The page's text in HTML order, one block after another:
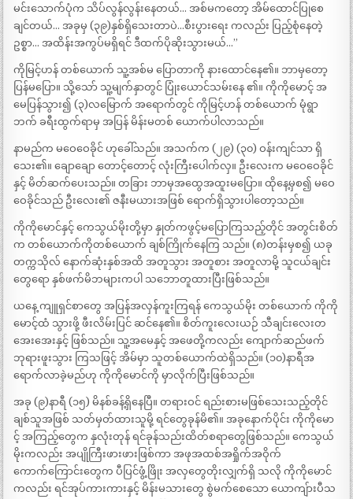
မင်းသောက်ပုံက သိပ်လွန်လွန်းနေတယ်… အစ်မကတော့ အိမ်ထောင်ပြုစေ
ချင်တယ်… အခုမှ (၃၉)နှစ်ရှိသေးတာပဲ…စီးပွားရေး ကလည်း ပြည့်စုံနေတဲ့
ဥစ္စာ… အထိန်းအကွပ်မရှိရင် ဒီထက်ပိုဆိုးသွားမယ်…”
ကိုမြင့်ဟန် တစ်ယောက် သူ့အစ်မ ပြောတာကို နားထောင်နေ၏။ ဘာမှတော့
ပြန်မပြော။ သို့သော် သူ့မျက်နှာတွင် ပြုံးယောင်သမ်းနေ ၏။ ကိုကိုမောင့် အ
မေပြန်သွား၍ (၃)လမြောက် အရောက်တွင် ကိုမြင့်ဟန် တစ်ယောက် မုံရွာ
ဘက် ခရီးထွက်ရာမှ အပြန် မိန်းမတစ် ယောက်ပါလာသည်။
နာမည်က မဝေဝေခိုင် ဟုခေါ်သည်။ အသက်က (၂၉) (၃၀) ဝန်းကျင်သာ ရှိ
သေး၏။ ချောချော တောင့်တောင့် လုံးကြီးပေါက်လှ။ ဦးလေးက မဝေဝေခိုင်
နှင့် မိတ်ဆက်ပေးသည်။ တခြား ဘာမှအထွေအထူးမပြော။ ထိုနေ့မှစ၍ မဝေ
ဝေခိုင်သည် ဦးလေး၏ ဇနီးမယားအဖြစ် ရောက်ရှိသွားပါတော့သည်။
ကိုကိုမောင်နှင့် ကေသွယ်မိုးတို့မှာ နှုတ်ကဖွင့်မပြောကြသည့်တိုင် အတွင်းစိတ်
က တစ်ယောက်ကိုတစ်ယောက် ချစ်ကြိုက်နေကြ သည်။ (၈)တန်းမှစ၍ ယခု
တက္ကသိုလ် နောက်ဆုံးနှစ်အထိ အတူသွား အတူစား အတူလာမို့ သူငယ်ချင်း
တွေရော နှစ်ဖက်မိဘများကပါ သဘောတူထားပြီးဖြစ်သည်။
ယနေ့ ကျူရှင်စာတွေ အပြန်အလှန်ကူးကြရန် ကေသွယ်မိုး တစ်ယောက် ကိုကို
မောင့်ထံ သွားဖို့ ဖီးလိမ်းပြင် ဆင်နေ၏။ စိတ်ကူးလေးယဉ် သီချင်းလေးတ
အေးအေးနှင့် ဖြစ်သည်။ သူ့အမေနှင့် အဖေတို့ကလည်း ကျောက်ဆည်ဖက်
ဘုရားဖူးသွား ကြသဖြင့် အိမ်မှာ သူတစ်ယောက်ထဲရှိသည်။ (၁၀)နာရီအ
ရောက်လာခဲ့မည်ဟု ကိုကိုမောင်ကို မှာလိုက်ပြီးဖြစ်သည်။
အခု (၉)နာရီ (၁၅) မိနစ်ခန့်ရှိနေပြီ။ တရားဝင် ရည်းစားမဖြစ်သေးသည့်တိုင်
ချစ်သူအဖြစ် သတ်မှတ်ထားသူမို့ ရင်တွေခုန်မိ၏။ အခုနောက်ပိုင်း ကိုကိုမော
င့် အကြည့်တွေက နှလုံးတုန် ရင်ခုန်သည်းထိတ်စရာတွေဖြစ်သည်။ ကေသွယ်
မိုးကလည်း အပျိုကြီးဖားဖားဖြစ်ကာ အဖုအထစ်အရှိုက်အဝိုက်
ကောက်ကြောင်းတွေက ပီပြင်ဖွံ့ဖြိုး အလှတွေတိုးလျှက်ရှိ သလို ကိုကိုမောင်
ကလည်း ရင်အုပ်ကားကားနှင့် မိန်းမသားတွေ စွဲမက်စေသော ယောကျ်ားပီသ